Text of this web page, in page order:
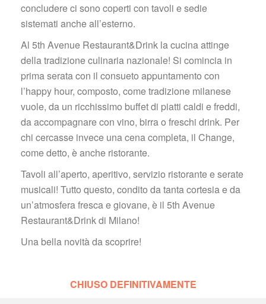
concludere ci sono coperti con tavoli e sedie
istemati anche all’esterno.
Al 5th Avenue Restaurant&Drink la cucina attinge
della tradizione culinaria nazionale! Si comincia in
prima serata con il consueto appuntamento con
l’happy hour, composto, come tradizione milanese
vuole, da un ricchissimo buffet di piatti caldi e freddi,
da accompagnare con vino, birra o freschi drink. Per
chi cercasse invece una cena completa, il Change,
come detto, è anche ristorante.
Tavoli all’aperto, aperitivo, servizio ristorante e serate
musicali! Tutto questo, condito da tanta cortesia e da
un’atmosfera fresca e giovane, è il 5th Avenue
Restaurant&Drink di Milano!
Una bella novità da scoprire!
CHIUSO DEFINITIVAMENTE